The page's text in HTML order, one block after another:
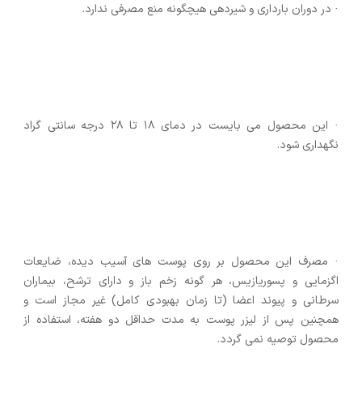
· در دوران بارداری و شیردهی هیچگونه منع مصرفی ندارد.
· این محصول می بایست در دمای ۱۸ تا ۲۸ درجه سانتی گراد
نگهداری شود.
· مصرف این محصول بر روی پوست های آسیب دیده، ضایعات
اگزمایی و پسوریازیس، هر گونه زخم باز و دارای ترشح، بیماران
سرطانی و پیوند اعضا (تا زمان بهبودی کامل) غیر مجاز است و
همچنین پس از لیزر پوست به مدت حداقل دو هفته، استفاده از
محصول توصیه نمی گردد.